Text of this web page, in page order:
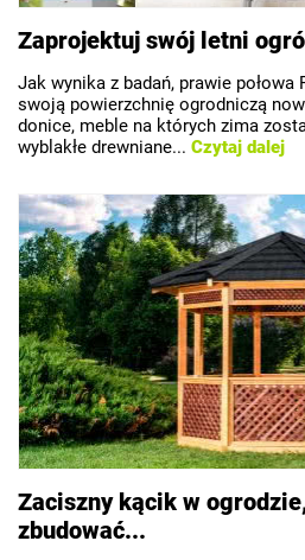
Zaprojektuj swój letni
Jak wynika z badań, prawie połowa
swoją powierzchnię ogrodniczą
donice, meble na których zima
wyblakłe drewniane... Czytaj dalej
Zaciszny kącik w
zbudować...